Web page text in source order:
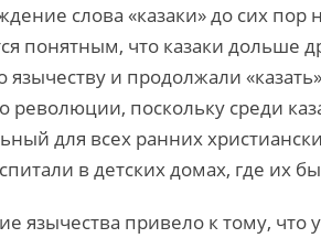
слова «казаки» до сих
понятным, что казаки дольше
язычеству и продолжали
революции, поскольку среди
для всех ранних
в детских домах, где их
язычества привело к тому, что